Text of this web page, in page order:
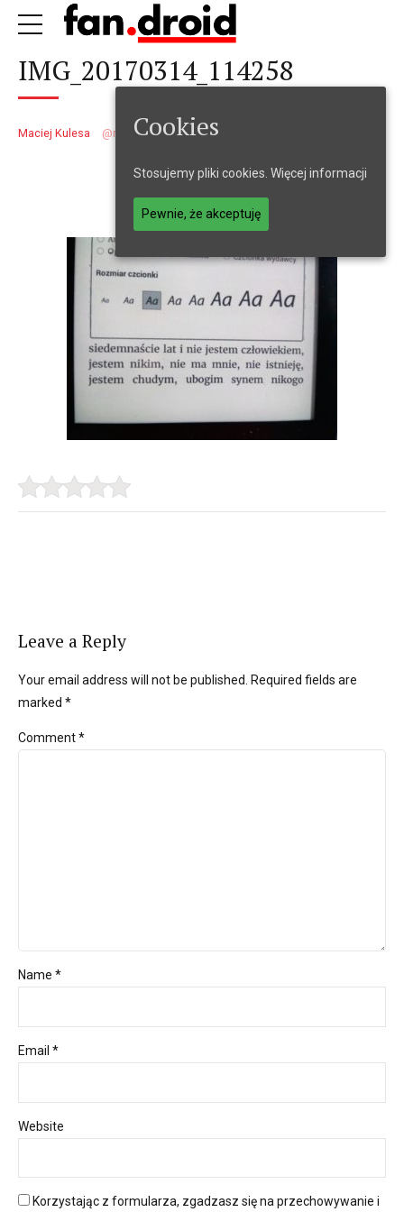
IMG_20170314_114258
Maciej Kulesa maciejkulesa 14 marca 2017
Leave a Reply
Your email address will not be published. Required fields are
marked *
Comment*
Name *
Email *
Website
Korzystając z formularza, zgadzasz się na przechowywanie i
Cookies
Stosujemy pliki cookies. Więcej informacji
Pewnie, że akceptuję